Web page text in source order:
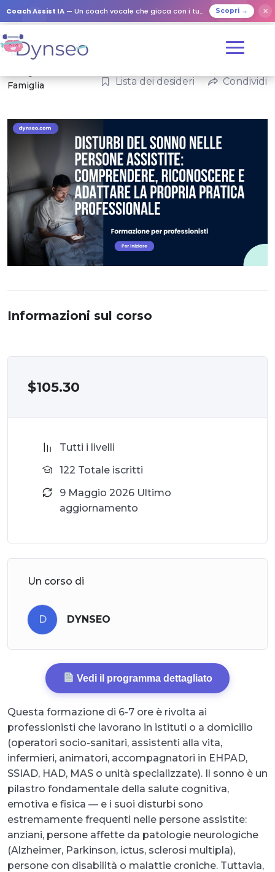
Coach Assist IA — Un coach vocale che gioca con i tuoi cari Scopri → ✕
Famiglia
Lista dei desideri Condividi
Informazioni sul corso
$105.30
Tutti i livelli
122 Totale iscritti
9 Maggio 2026 Ultimo
aggiornamento
Un corso di
D DYNSEO
Vedi il programma dettagliato
Questa formazione di 6-7 ore è rivolta ai
professionisti che lavorano in istituti o a domicilio
(operatori socio-sanitari, assistenti alla vita,
infermieri, animatori, accompagnatori in EHPAD,
SSIAD, HAD, MAS o unità specializzate). Il sonno è un
pilastro fondamentale della salute cognitiva,
emotiva e fisica — e i suoi disturbi sono
estremamente frequenti nelle persone assistite:
anziani, persone affette da patologie neurologiche
(Alzheimer, Parkinson, ictus, sclerosi multipla),
persone con disabilità o malattie croniche. Tuttavia,